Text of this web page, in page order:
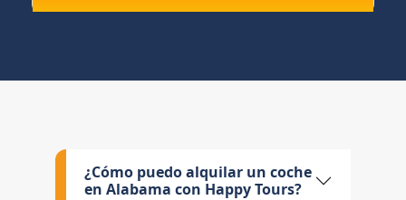
¿Cómo puedo alquilar un coche
en Alabama con Happy Tours?